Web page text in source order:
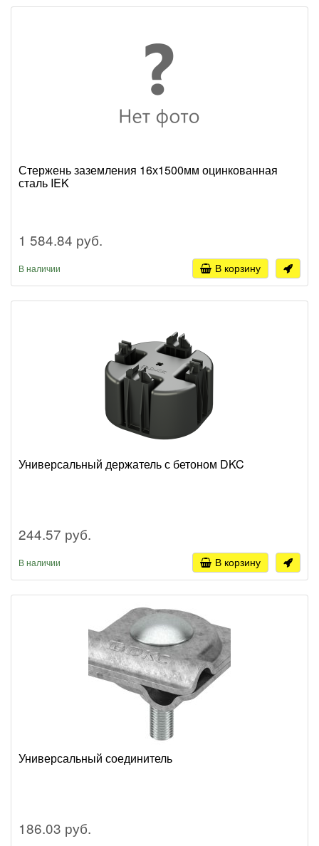
Стержень заземления 16х1500мм оцинкованная
сталь IEK
1 584.84 руб.
В наличии В корзину
Универсальный держатель с бетоном DKC
244.57 руб.
В наличии В корзину
Универсальный соединитель
186.03 руб.